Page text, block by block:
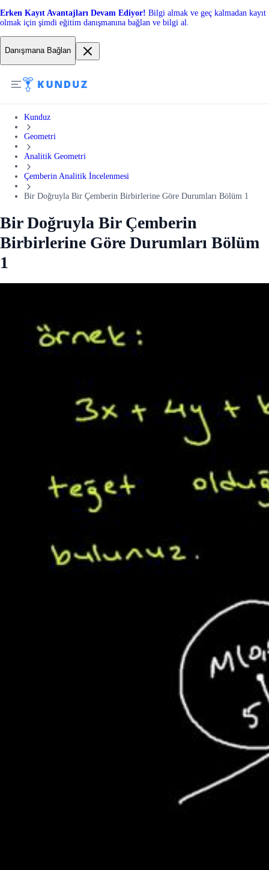
Erken Kayıt Avantajları Devam Ediyor! Bilgi almak ve geç kalmadan kayıt
olmak için şimdi eğitim danışmanına bağlan ve bilgi al.
Danışmana Bağlan
Kunduz
Geometri
Analitik Geometri
Çemberin Analitik İncelenmesi
Bir Doğruyla Bir Çemberin Birbirlerine Göre Durumları Bölüm 1
Bir Doğruyla Bir Çemberin
Birbirlerine Göre Durumları Bölüm
1